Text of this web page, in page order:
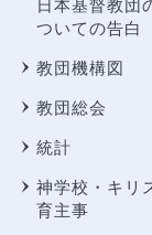
日本基督教団
ついての告白
教団機構図
教団総会
統計
神学校・キリ
育主事